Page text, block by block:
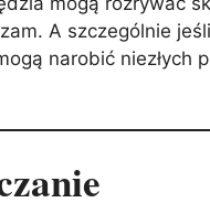
A szczególnie
narobić niezłych